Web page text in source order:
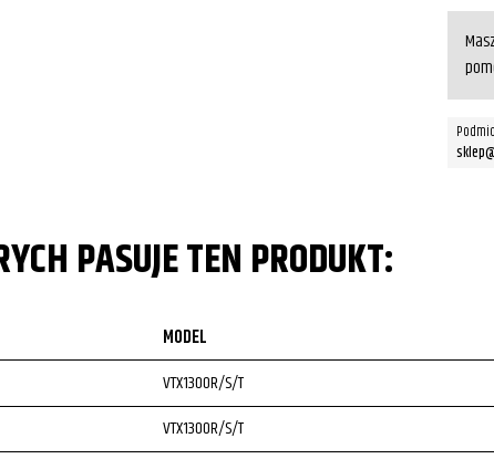
PASUJE TEN PRODUKT:
MODEL
VTX1300R/S/T
VTX1300R/S/T